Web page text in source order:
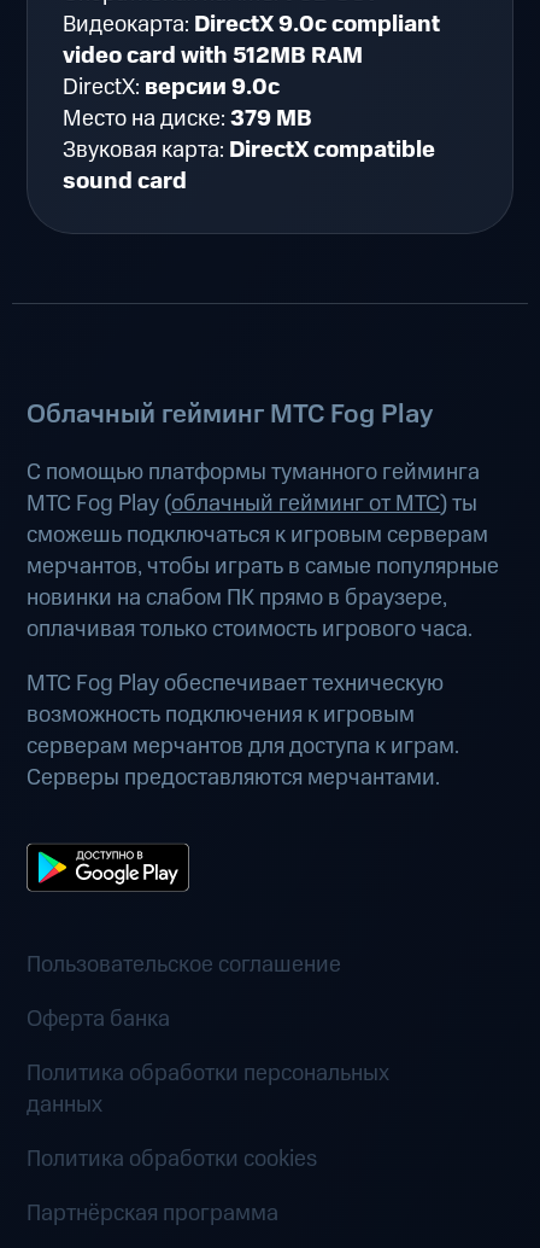
Видеокарта: DirectX 9.0c compliant
video card with 512MB RAM
DirectX: версии 9.0c
Место на диске:379 MB
Звуковая карта: DirectX compatible
sound card
Облачный гейминг МТС Fog Play
С помощью платформы туманного гейминга
МТС Fog Play (облачный гейминг от МТС) ты
сможешь подключаться к игровым серверам
мерчантов, чтобы играть в самые популярные
новинки на слабом ПК прямо в браузере,
оплачивая только стоимость игрового часа.
МТС Fog Play обеспечивает техническую
возможность подключения к игровым
серверам мерчантов для доступа к играм.
Серверы предоставляются мерчантами.
Пользовательское соглашение
Оферта банка
Политика обработки персональных
данных
Политика обработки cookies
Партнёрская программа